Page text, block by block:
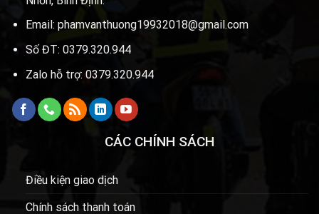
Email: phamvanthuong19932018@gmail.com
Số ĐT: 0379.320.944
Zalo hỗ trợ: 0379.320.944
CÁC CHÍNH SÁCH
Điều kiện giao dịch
Chính sách thanh toán